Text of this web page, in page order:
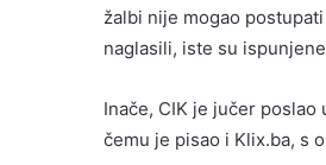
žalbi nije mogao
naglasili, iste su
Inače, CIK je jučer
čemu je pisao i Klix.ba, s